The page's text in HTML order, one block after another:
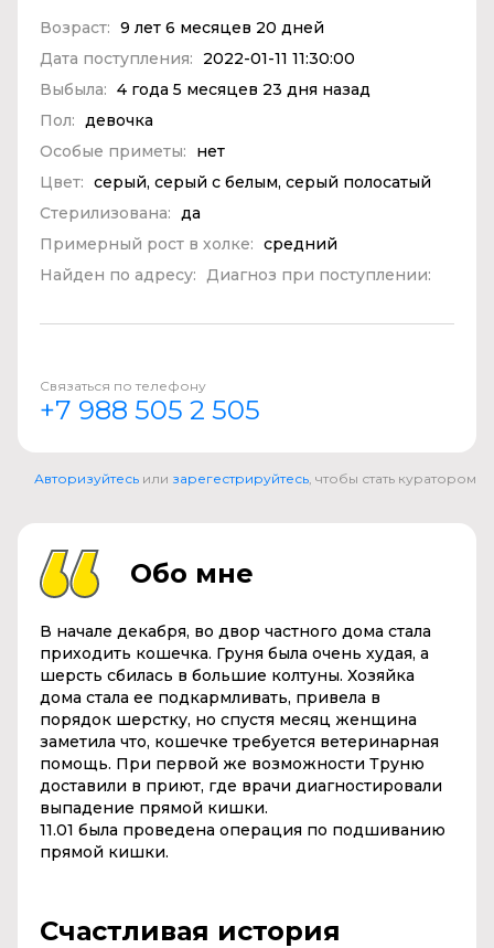
Возраст: 9 лет 6 месяцев 20 дней
Дата поступления:
2022-01-11 11:30:00
Выбыла: 4 года 5 месяцев 23 дня назад
Пол:
девочка
Особые приметы:
нет
Цвет: серый, серый с белым, серый полосатый
Стерилизована:
да
Примерный рост в холке: средний
Найден по адресу:
Диагноз при поступлении:
Связаться по телефону
+7 988 505 2 505
Авторизуйтесь или зарегестрируйтесь , чтобы стать куратором
Обо мне
В начале декабря, во двор частного дома стала
приходить кошечка. Груня была очень худая, а
шерсть сбилась в большие колтуны. Хозяйка
дома стала ее подкармливать, привела в
порядок шерстку, но спустя месяц женщина
заметила что, кошечке требуется ветеринарная
помощь. При первой же возможности Труню
доставили в приют, где врачи диагностировали
выпадение прямой кишки.
11.01 была проведена операция по подшиванию
прямой кишки.
Счастливая история